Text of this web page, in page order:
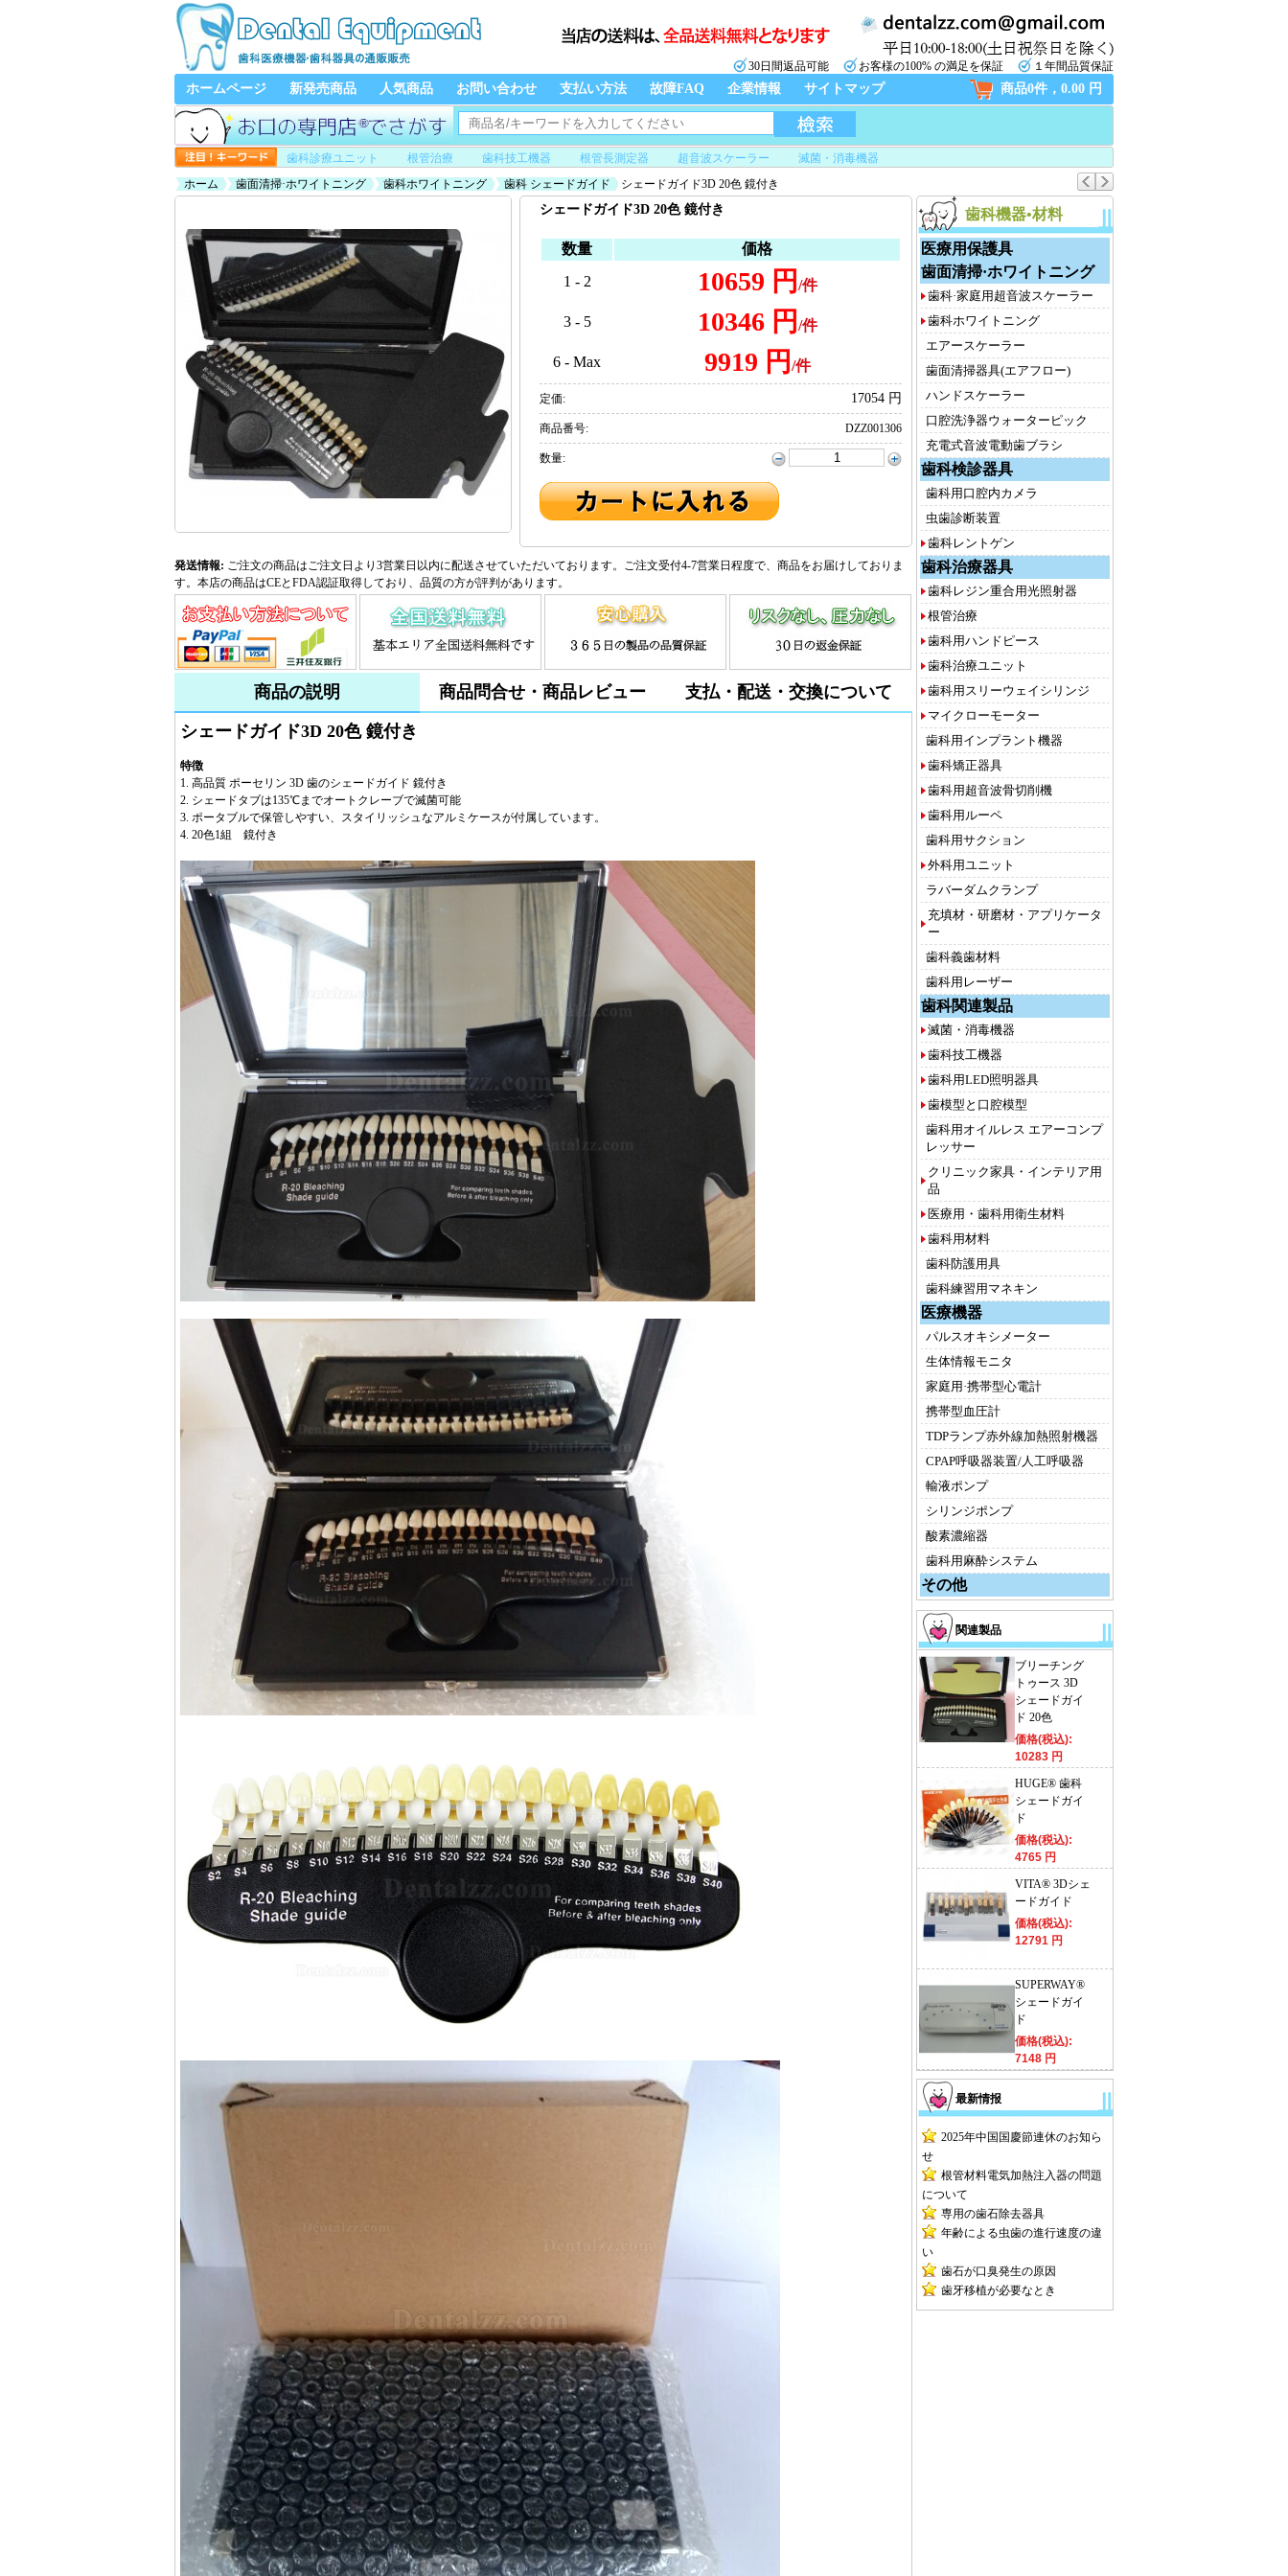
30日間返品可能 お客様の100% の満足を保証 １年間品質保証
ホームページ 新発売商品 人気商品 お問い合わせ 支払い方法 故障FAQ 企業情報 サイトマップ 商品0件，0.00 円
歯科診療ユニット 根管治療 歯科技工機器 根管長測定器 超音波スケーラー
滅菌・消毒機器
ホーム
歯面清掃·ホワイトニング 歯科ホワイトニング 歯科 シェードガイド シェードガイド3D 20色 鏡付き
歯科機器•材料
医療用保護具
歯面清掃·ホワイトニング
歯科·家庭用超音波スケーラー
歯科ホワイトニング
エアースケーラー
歯面清掃器具(エアフロー)
ハンドスケーラー
口腔洗浄器ウォーターピック
充電式音波電動歯ブラシ
歯科検診器具
歯科用口腔内カメラ
虫歯診断装置
歯科レントゲン
歯科治療器具
歯科レジン重合用光照射器
根管治療
歯科用ハンドピース
歯科治療ユニット
歯科用スリーウェイシリンジ
マイクローモーター
歯科用インプラント機器
歯科矯正器具
歯科用超音波骨切削機
歯科用ルーペ
歯科用サクション
外科用ユニット
ラバーダムクランプ
充填材・研磨材・アプリケータ
ー
歯科義歯材料
歯科用レーザー
歯科関連製品
滅菌・消毒機器
歯科技工機器
歯科用LED照明器具
歯模型と口腔模型
歯科用オイルレス エアーコンプ
レッサー
クリニック家具・インテリア用
品
医療用・歯科用衛生材料
歯科用材料
歯科防護用具
歯科練習用マネキン
医療機器
パルスオキシメーター
生体情報モニタ
家庭用·携帯型心電計
携帯型血圧計
TDPランプ赤外線加熱照射機器
CPAP呼吸器装置/人工呼吸器
輸液ポンプ
シリンジポンプ
酸素濃縮器
歯科用麻酔システム
その他
関連製品
ブリーチング
トゥース 3D
シェードガイ
ド 20色
価格(税込):
10283 円
HUGE® 歯科
シェードガイ
ド
価格(税込):
4765 円
VITA® 3Dシェ
ードガイド
価格(税込):
12791 円
SUPERWAY®
シェードガイ
ド
価格(税込):
7148 円
最新情报
2025年中国国慶節連休のお知ら
せ
根管材料電気加熱注入器の問題
について
専用の歯石除去器具
年齢による虫歯の進行速度の違
い
歯石が口臭発生の原因
歯牙移植が必要なとき
シェードガイド3D 20色 鏡付き
数量
価格
1 - 2
10659 円 /件
3 - 5 10346 円 /件
6 - Max 9919 円 /件
定価: 17054 円
商品番号: DZZ001306
数量:
発送情報: ご注文の商品はご注文日より3営業日以内に配送させていただいております。ご注文受付4-7営業日程度で、商品をお届けしておりま
す。本店の商品はCEとFDA認証取得しており、品質の方が評判があります。
商品の説明 商品問合せ・商品レビュー 支払・配送・交換について
シェードガイド3D 20色 鏡付き
特徴
1. 高品質 ポーセリン 3D 歯のシェードガイド 鏡付き
2. シェードタブは135℃までオートクレーブで滅菌可能
3. ポータブルで保管しやすい、スタイリッシュなアルミケースが付属しています。
4. 20色1組 鏡付き